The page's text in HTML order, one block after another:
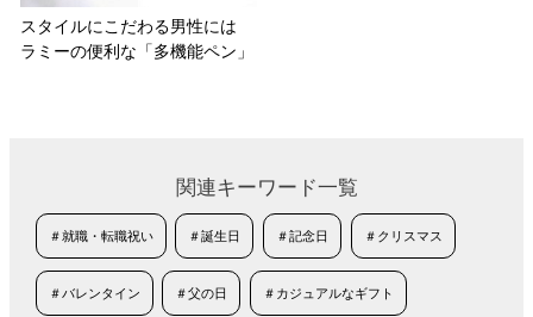
スタイルにこだわる男性には
ラミーの便利な「多機能ペン」
関連キーワード一覧
＃就職・転職祝い ＃誕生日 ＃記念日 ＃クリスマス
＃バレンタイン ＃父の日 ＃カジュアルなギフト